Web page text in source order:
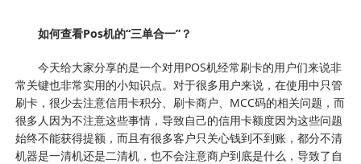
如何查看Pos机的“三单合一”？
今天给大家分享的是一个对用POS机经常刷卡的用户们来说非
常关键也非常实用的小知识点。对于很多用户来说，在使用中只管
刷卡，很少去注意信用卡积分、刷卡商户、MCC码的相关问题，而
很多人因为不注意这些事情，导致自己的信用卡额度因为这些问题
始终不能获得提额，而且有很多客户只关心钱到不到账，都分不清
机器是一清机还是二清机，也不会注意商户到底是什么，导致了自